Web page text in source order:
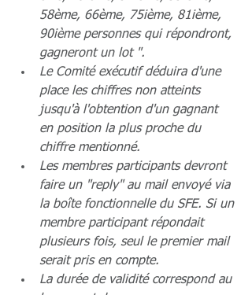
58ème, 66ème, 75ième, 81ième,
90ième personnes qui répondront,
gagneront un lot ".
Le Comité exécutif déduira d'une
place les chiffres non atteints
jusqu'à l'obtention d'un gagnant
en position la plus proche du
chiffre mentionné.
Les membres participants devront
faire un "reply" au mail envoyé via
la boîte fonctionnelle du SFE. Si un
membre participant répondait
plusieurs fois, seul le premier mail
serait pris en compte.
La durée de validité correspond au